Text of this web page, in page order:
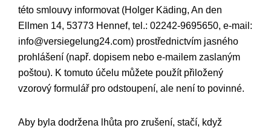
této smlouvy informovat (Holger Käding, An den
Ellmen 14, 53773 Hennef, tel.: 02242-9695650, e-mail:
info@versiegelung24.com) prostřednictvím jasného
prohlášení (např. dopisem nebo e-mailem zaslaným
poštou). K tomuto účelu můžete použít přiložený
vzorový formulář pro odstoupení, ale není to povinné.
Aby byla dodržena lhůta pro zrušení, stačí, když